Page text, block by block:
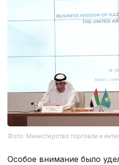
Фото: Министерство торговли и
Особое внимание было